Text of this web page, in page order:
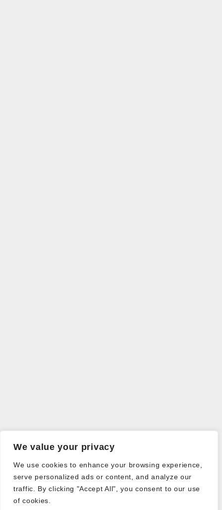
We value your privacy
We use cookies to enhance your browsing experience,
serve personalized ads or content, and analyze our
traffic. By clicking "Accept All", you consent to our use
of cookies.